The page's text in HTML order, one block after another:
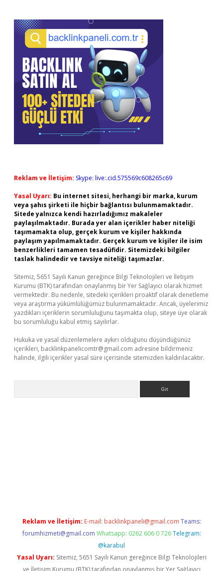
Reklam ve İletişim: Skype: live:.cid.575569c608265c69
Yasal Uyarı: Bu internet sitesi, herhangi bir marka, kurum
veya şahıs şirketi ile hiçbir bağlantısı bulunmamaktadır.
Sitede yalnızca kendi hazırladığımız makaleler
paylaşılmaktadır. Burada yer alan içerikler haber niteliği
taşımamakta olup, gerçek kurum ve kişiler hakkında
paylaşım yapılmamaktadır. Gerçek kurum ve kişiler ile isim
benzerlikleri tamamen tesadüfidir. Sitemizdeki bilgiler
taslak halindedir ve tavsiye niteliği taşımazlar.
Sitemiz, 5651 Sayılı Kanun gereğince Bilgi Teknolojileri ve İletişim
Kurumu (BTK) tarafından onaylanmış bir Yer Sağlayıcı olarak hizmet
vermektedir. Bu nedenle, sitedeki içerikleri proaktif olarak denetleme
veya araştırma yükümlülüğümüz bulunmamaktadır. Ancak, üyelerimiz
yazdıkları içeriklerin sorumluluğunu taşımakta olup, siteye üye olarak
bu sorumluluğu kabul etmiş sayılırlar.
Hukuka ve yasal düzenlemelere aykırı olduğunu düşündüğünüz
içerikleri, backlinkpanelicomtr@gmail.com adresine bildirmeniz
halinde, ilgili içerikler yasal süre içerisinde sitemizden kaldırılacaktır.
Reklam ve İletişim: E-mail: backlinkpaneli@gmail.com Teams:
forumhizmeti@gmail.com Whatsapp: 0262 606 0 726 Telegram:
@karabul
Yasal Uyarı: Sitemiz, 5651 Sayılı Kanun gereğince Bilgi Teknolojileri
ve İletişim Kurumu (BTK) tarafından onaylanmış bir Yer Sağlayıcı